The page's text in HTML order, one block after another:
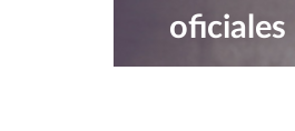
oficiales